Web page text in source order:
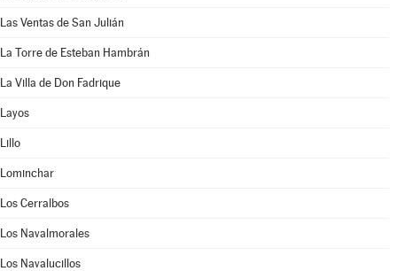
Las Ventas de San Julián
La Torre de Esteban Hambrán
La Villa de Don Fadrique
Layos
Lillo
Lominchar
Los Cerralbos
Los Navalmorales
Los Navalucillos